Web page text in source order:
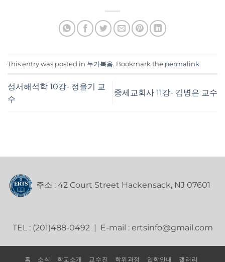
This entry was posted in 누가복음. Bookmark the permalink.
성서해석학 10강- 정을기 교
수
중세교회사 11강- 김병은 교수
주소 : 42 Court Street Hackensack, NJ 07601
TEL : (201)488-0492 | E-mail : ertsinfo@gmail.com
홈 소식 학교소개 교수진 학위과정 입학안내 갤러리